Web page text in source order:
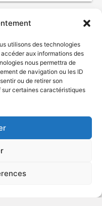
utilisons des technologies
aux informations des
nous permettra de
de navigation ou les ID
ou de retirer son
certaines caractéristiques